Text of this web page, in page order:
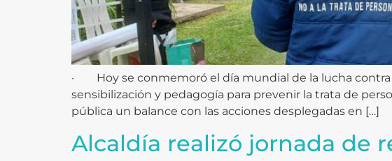
· Hoy se conmemoró el día mundial de la lucha contra
sensibilización y pedagogía para prevenir la trata de
pública un balance con las acciones desplegadas en […]
Alcaldía realizó jornada de